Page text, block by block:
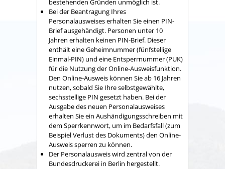
Beider Beantragung Ihres
Personalausweiseserhalten Sieeinen PIN-
Briefausgehändigt. Personen unter 10
Jahren erhalten keinen PIN-Brief. Dieser
enthält eineGeheimnummer(fünfstellige
Einmal-PIN) und eine Entsperrnummer (PUK)
für die Nutzung der Online-Ausweisfunktion.
Den Online-Ausweis können Sie ab 16 Jahren
nutzen, sobald Sie Ihre selbstgewählte,
sechsstellige PIN gesetzt haben. Bei der
Ausgabe des neuen Personalausweises
erhalten Sie ein Aushändigungsschreiben mit
dem Sperrkennwort, um im Bedarfsfall (zum
Beispiel Verlust des Dokuments) den Online-
Ausweis sperren zu können.
Der Personalausweis wird zentral von der
Bundesdruckerei in Berlin hergestellt.